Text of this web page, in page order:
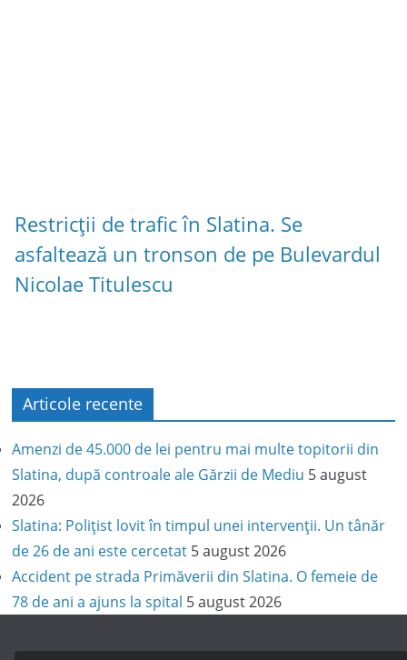
Restricții de trafic în Slatina. Se
asfaltează un tronson de pe Bulevardul
Nicolae Titulescu
Articole recente
Amenzi de 45.000 de lei pentru mai multe topitorii din
Slatina, după controale ale Gărzii de Mediu 5 august
2026
Slatina: Polițist lovit în timpul unei intervenții. Un tânăr
de 26 de ani este cercetat 5 august 2026
Accident pe strada Primăverii din Slatina. O femeie de
78 de ani a ajuns la spital 5 august 2026